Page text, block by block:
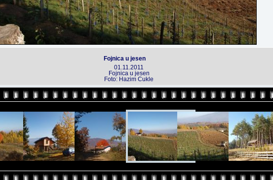
Fojnica u jesen
01.11.2011
Fojnica u jesen
Foto: Hazim Cukle